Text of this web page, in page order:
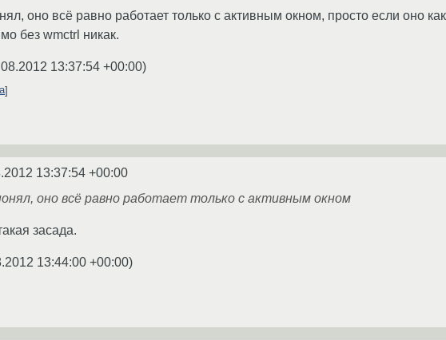
оно всё равно работает только с активным окном, просто если оно
без wmctrl никак.
13:37:54 +00:00)
13:37:54 +00:00
оно всё равно работает только с активным окном
засада.
13:44:00 +00:00)